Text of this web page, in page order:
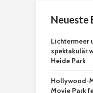
Neueste
Lichtermeer
spektakulär
Heide Park
Hollywood-
Movie Park